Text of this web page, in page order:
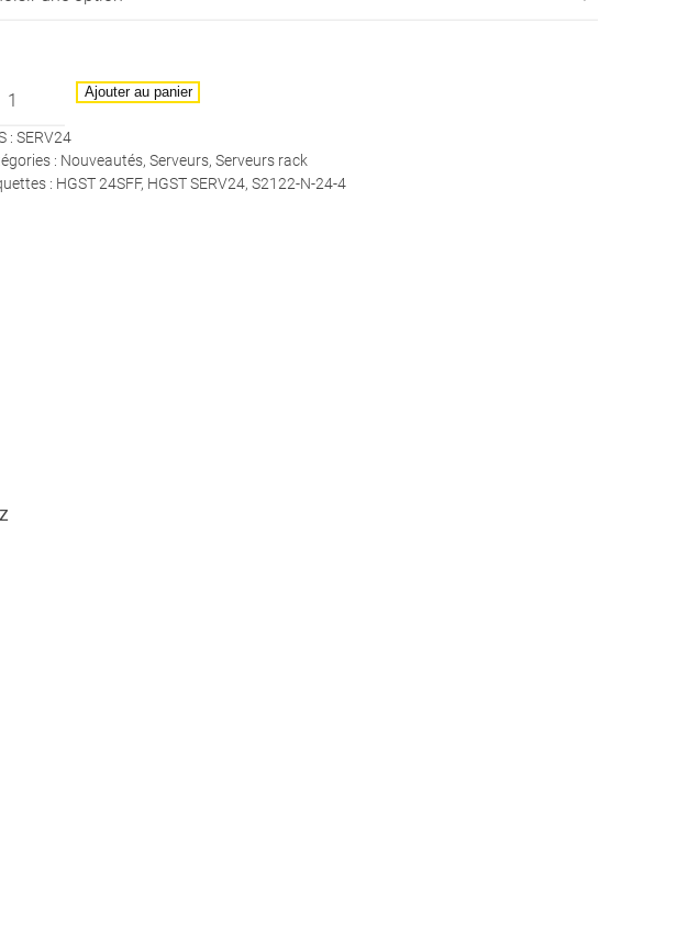
Ajouter au panier
: SERV24
: Nouveautés, Serveurs, Serveurs rack
: HGST 24SFF, HGST SERV24, S2122-N-24-4